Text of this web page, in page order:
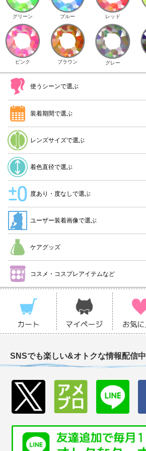
グリーン ブルー レッド
ピンク ブラウン グレー
使うシーンで選ぶ
装着期間で選ぶ
レンズサイズで選ぶ
着色直径で選ぶ
度あり・度なしで選ぶ
ユーザー装着画像で選ぶ
ケアグッズ
コスメ・コスプレアイテムなど
SNSでも楽しい&オトクな情報配信中